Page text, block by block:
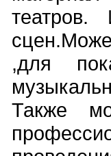
театров.
,для
Также